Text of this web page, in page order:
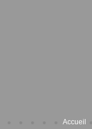
Accueil